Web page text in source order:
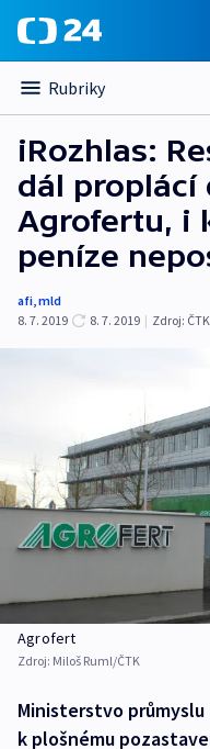
Rubriky
iRozhlas:
dál proplácí
Agrofertu, i
peníze
afi,mld
8. 7. 2019
8. 7. 2019 | Zdroj: ČTK
Agrofert
Zdroj: Miloš Ruml/ČTK
Ministerstvo
k plošnému